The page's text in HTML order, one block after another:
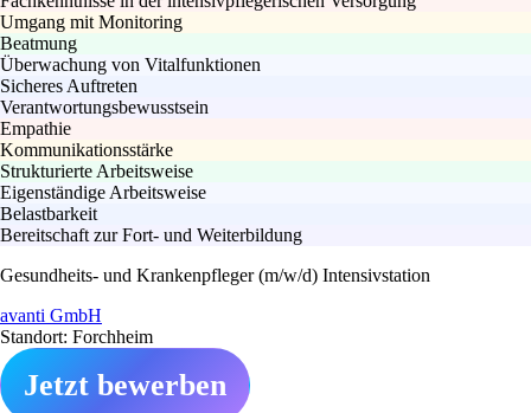
Umgang mit Monitoring
Beatmung
Überwachung von Vitalfunktionen
Sicheres Auftreten
Verantwortungsbewusstsein
Empathie
Kommunikationsstärke
Strukturierte Arbeitsweise
Eigenständige Arbeitsweise
Belastbarkeit
Bereitschaft zur Fort- und Weiterbildung
Gesundheits- und Krankenpfleger (m/w/d) Intensivstation
avanti GmbH
Standort: Forchheim
Jetzt bewerben